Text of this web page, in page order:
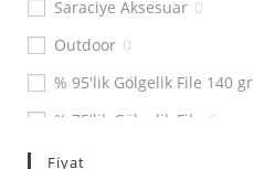
Saraciye Aksesuar 0
Outdoor 0
% 95'lik Gölgelik File 140 gr
% 75'lik Gölgelik File
0
% 55'lik Gölgelik File
Fiyat